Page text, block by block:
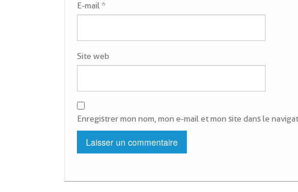
E-mail *
Site web
Enregistrer mon nom, mon e-mail et mon site dans le